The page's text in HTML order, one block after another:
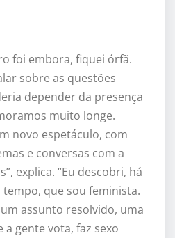
foi embora, fiquei órfã.
sobre as questões
depender da presença
muito longe.
novo espetáculo, com
e conversas com a
explica. “Eu descobri, há
que sou feminista.
assunto resolvido, uma
gente vota, faz sexo